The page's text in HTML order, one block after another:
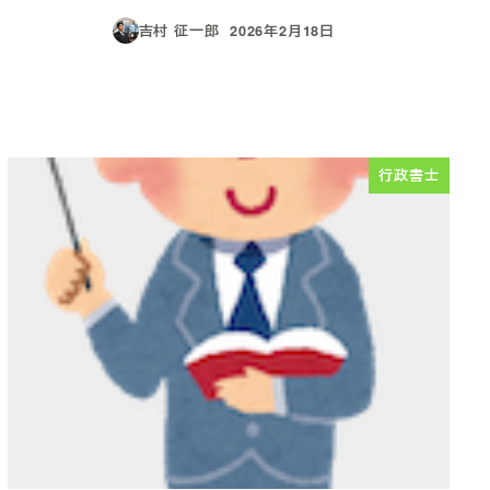
吉村 征一郎
投稿日
2026年2月18日
行政書士